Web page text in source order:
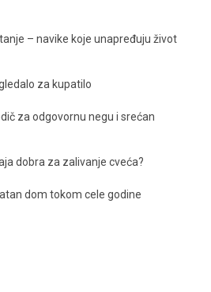
– navike koje unapređuju život
za kupatilo
za odgovornu negu i srećan
dobra za zalivanje cveća?
dom tokom cele godine